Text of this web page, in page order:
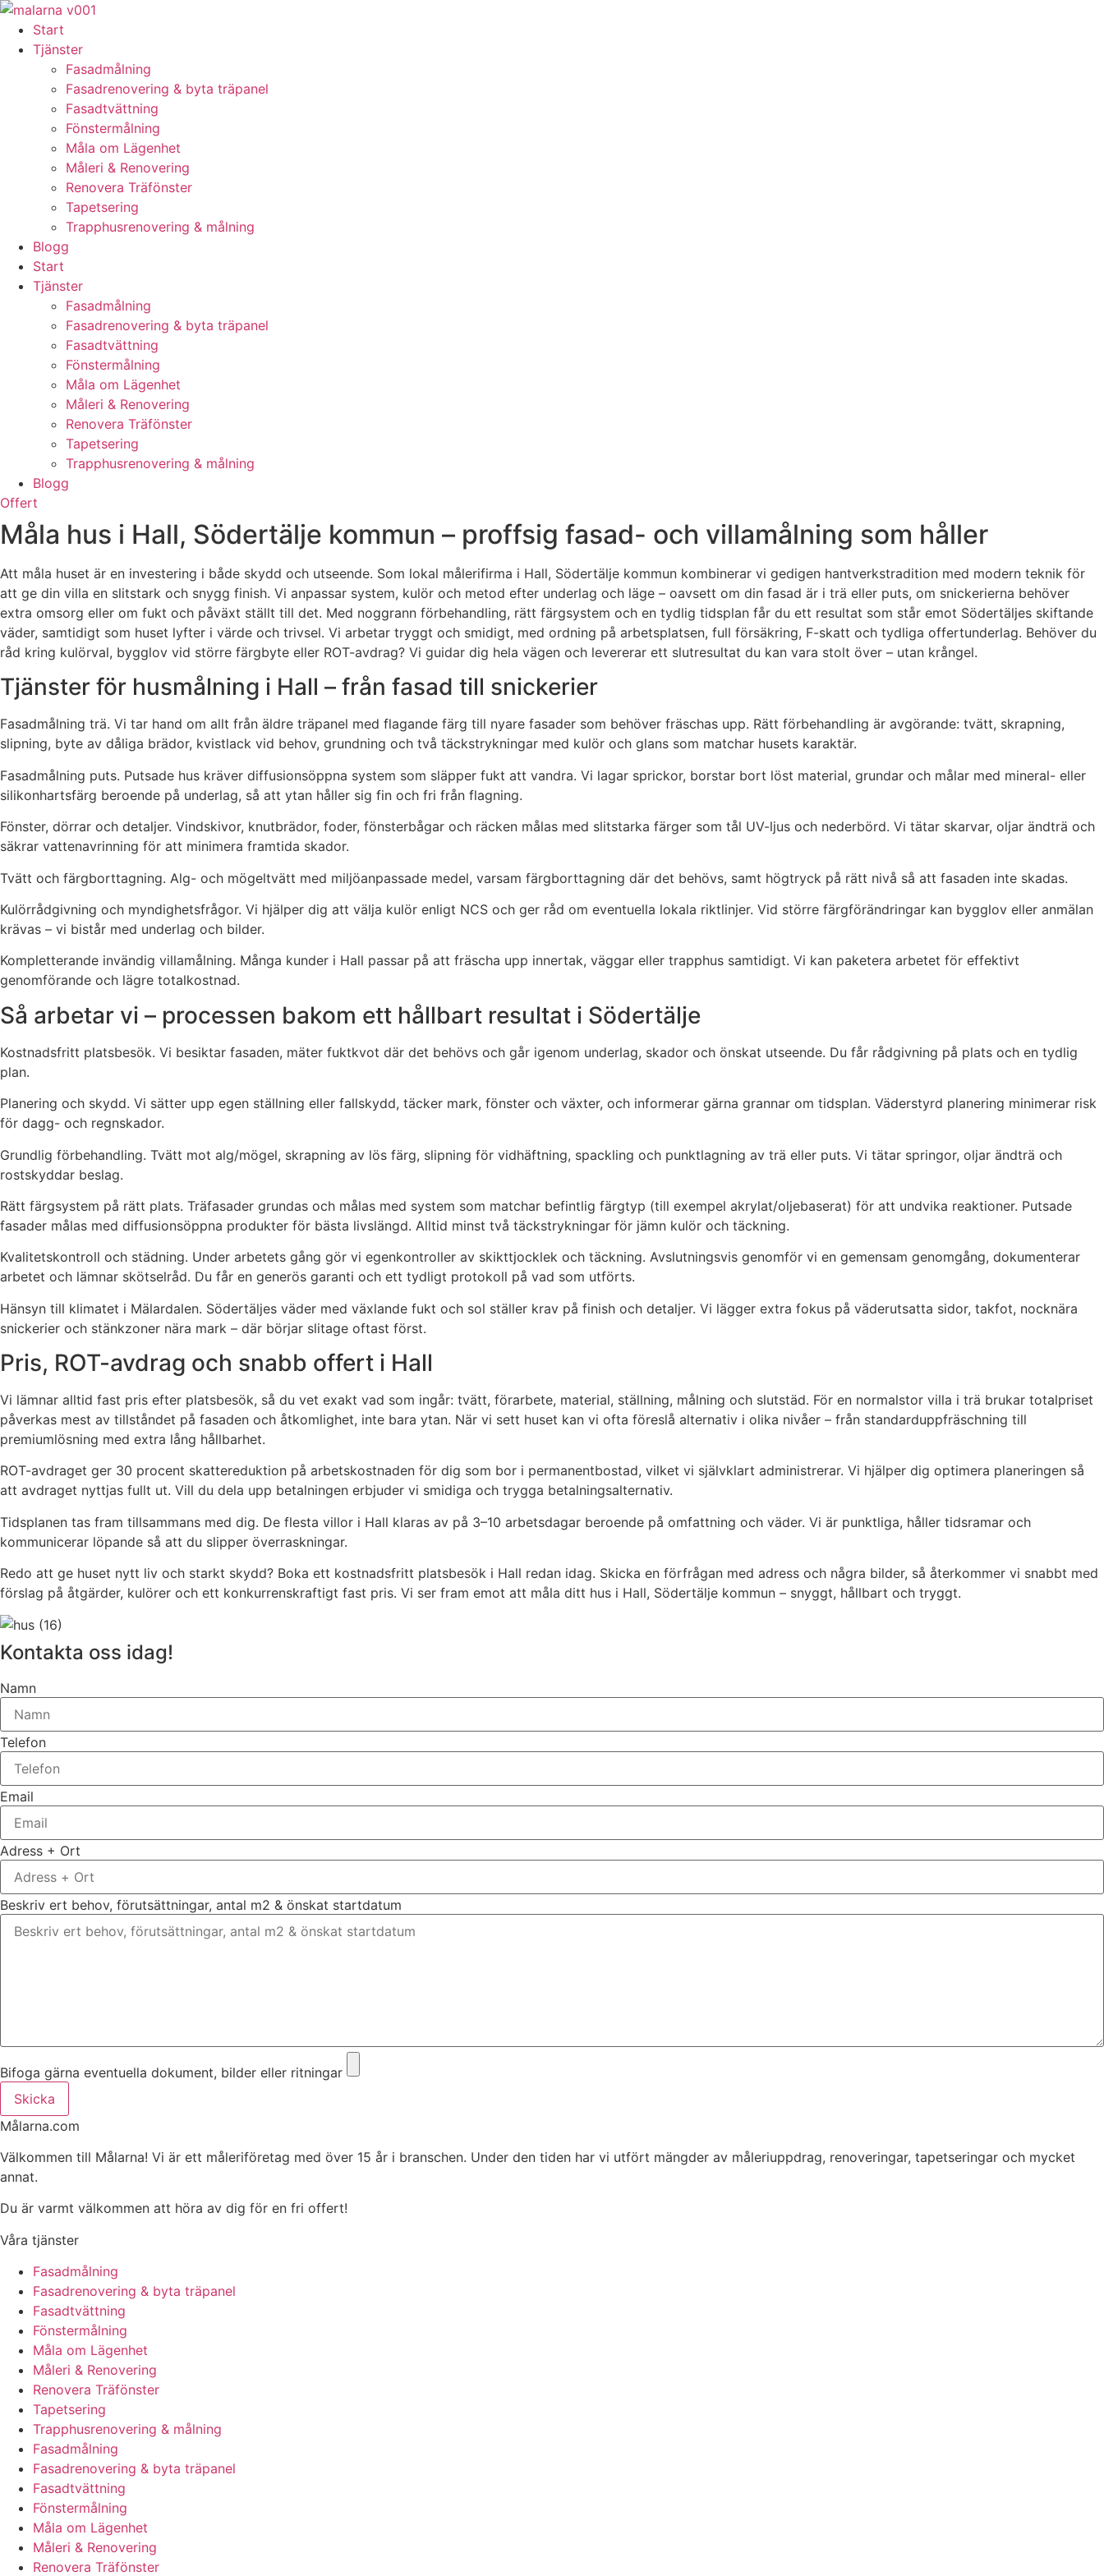
Skip
content
Start
Tjänster
Fasadmålning
Fasadrenovering & byta träpanel
Fasadtvättning
Fönstermålning
Måla om Lägenhet
Måleri & Renovering
Renovera Träfönster
Tapetsering
Trapphusrenovering & målning
Blogg
Start
Tjänster
Fasadmålning
Fasadrenovering & byta träpanel
Fasadtvättning
Fönstermålning
Måla om Lägenhet
Måleri & Renovering
Renovera Träfönster
Tapetsering
Trapphusrenovering & målning
Blogg
Offert
Måla hus i Hall, Södertälje kommun – proffsig fasad- och villamålning som håller
Att måla huset är en investering i både skydd och utseende. Som lokal målerifirma i Hall, Södertälje kommun kombinerar vi gedigen hantverkstradition med modern teknik för
att ge din villa en slitstark och snygg finish. Vi anpassar system, kulör och metod efter underlag och läge – oavsett om din fasad är i trä eller puts, om snickerierna behöver
extra omsorg eller om fukt och påväxt ställt till det. Med noggrann förbehandling, rätt färgsystem och en tydlig tidsplan får du ett resultat som står emot Södertäljes skiftande
väder, samtidigt som huset lyfter i värde och trivsel. Vi arbetar tryggt och smidigt, med ordning på arbetsplatsen, full försäkring, F-skatt och tydliga offertunderlag. Behöver du
råd kring kulörval, bygglov vid större färgbyte eller ROT-avdrag? Vi guidar dig hela vägen och levererar ett slutresultat du kan vara stolt över – utan krångel.
Tjänster för husmålning i Hall – från fasad till snickerier
Fasadmålning trä. Vi tar hand om allt från äldre träpanel med flagande färg till nyare fasader som behöver fräschas upp. Rätt förbehandling är avgörande: tvätt, skrapning,
slipning, byte av dåliga brädor, kvistlack vid behov, grundning och två täckstrykningar med kulör och glans som matchar husets karaktär.
Fasadmålning puts. Putsade hus kräver diffusionsöppna system som släpper fukt att vandra. Vi lagar sprickor, borstar bort löst material, grundar och målar med mineral- eller
silikonhartsfärg beroende på underlag, så att ytan håller sig fin och fri från flagning.
Fönster, dörrar och detaljer. Vindskivor, knutbrädor, foder, fönsterbågar och räcken målas med slitstarka färger som tål UV-ljus och nederbörd. Vi tätar skarvar, oljar ändträ och
säkrar vattenavrinning för att minimera framtida skador.
Tvätt och färgborttagning. Alg- och mögeltvätt med miljöanpassade medel, varsam färgborttagning där det behövs, samt högtryck på rätt nivå så att fasaden inte skadas.
Kulörrådgivning och myndighetsfrågor. Vi hjälper dig att välja kulör enligt NCS och ger råd om eventuella lokala riktlinjer. Vid större färgförändringar kan bygglov eller anmälan
krävas – vi bistår med underlag och bilder.
Kompletterande invändig villamålning. Många kunder i Hall passar på att fräscha upp innertak, väggar eller trapphus samtidigt. Vi kan paketera arbetet för effektivt
genomförande och lägre totalkostnad.
Så arbetar vi – processen bakom ett hållbart resultat i Södertälje
Kostnadsfritt platsbesök. Vi besiktar fasaden, mäter fuktkvot där det behövs och går igenom underlag, skador och önskat utseende. Du får rådgivning på plats och en tydlig
plan.
Planering och skydd. Vi sätter upp egen ställning eller fallskydd, täcker mark, fönster och växter, och informerar gärna grannar om tidsplan. Väderstyrd planering minimerar risk
för dagg- och regnskador.
Grundlig förbehandling. Tvätt mot alg/mögel, skrapning av lös färg, slipning för vidhäftning, spackling och punktlagning av trä eller puts. Vi tätar springor, oljar ändträ och
rostskyddar beslag.
Rätt färgsystem på rätt plats. Träfasader grundas och målas med system som matchar befintlig färgtyp (till exempel akrylat/oljebaserat) för att undvika reaktioner. Putsade
fasader målas med diffusionsöppna produkter för bästa livslängd. Alltid minst två täckstrykningar för jämn kulör och täckning.
Kvalitetskontroll och städning. Under arbetets gång gör vi egenkontroller av skikttjocklek och täckning. Avslutningsvis genomför vi en gemensam genomgång, dokumenterar
arbetet och lämnar skötselråd. Du får en generös garanti och ett tydligt protokoll på vad som utförts.
Hänsyn till klimatet i Mälardalen. Södertäljes väder med växlande fukt och sol ställer krav på finish och detaljer. Vi lägger extra fokus på väderutsatta sidor, takfot, nocknära
snickerier och stänkzoner nära mark – där börjar slitage oftast först.
Pris, ROT-avdrag och snabb offert i Hall
Vi lämnar alltid fast pris efter platsbesök, så du vet exakt vad som ingår: tvätt, förarbete, material, ställning, målning och slutstäd. För en normalstor villa i trä brukar totalpriset
påverkas mest av tillståndet på fasaden och åtkomlighet, inte bara ytan. När vi sett huset kan vi ofta föreslå alternativ i olika nivåer – från standarduppfräschning till
premiumlösning med extra lång hållbarhet.
ROT-avdraget ger 30 procent skattereduktion på arbetskostnaden för dig som bor i permanentbostad, vilket vi självklart administrerar. Vi hjälper dig optimera planeringen så
att avdraget nyttjas fullt ut. Vill du dela upp betalningen erbjuder vi smidiga och trygga betalningsalternativ.
Tidsplanen tas fram tillsammans med dig. De flesta villor i Hall klaras av på 3–10 arbetsdagar beroende på omfattning och väder. Vi är punktliga, håller tidsramar och
kommunicerar löpande så att du slipper överraskningar.
Redo att ge huset nytt liv och starkt skydd? Boka ett kostnadsfritt platsbesök i Hall redan idag. Skicka en förfrågan med adress och några bilder, så återkommer vi snabbt med
förslag på åtgärder, kulörer och ett konkurrenskraftigt fast pris. Vi ser fram emot att måla ditt hus i Hall, Södertälje kommun – snyggt, hållbart och tryggt.
Kontakta oss idag!
Namn
Telefon
Email
Adress + Ort
Beskriv ert behov, förutsättningar, antal m2 & önskat startdatum
Bifoga gärna eventuella dokument, bilder eller ritningar
Skicka
Målarna.com
Välkommen till Målarna! Vi är ett måleriföretag med över 15 år i branschen. Under den tiden har vi utfört mängder av måleriuppdrag, renoveringar, tapetseringar och mycket
annat.
Du är varmt välkommen att höra av dig för en fri offert!
Våra tjänster
Fasadmålning
Fasadrenovering & byta träpanel
Fasadtvättning
Fönstermålning
Måla om Lägenhet
Måleri & Renovering
Renovera Träfönster
Tapetsering
Trapphusrenovering & målning
Fasadmålning
Fasadrenovering & byta träpanel
Fasadtvättning
Fönstermålning
Måla om Lägenhet
Måleri & Renovering
Renovera Träfönster